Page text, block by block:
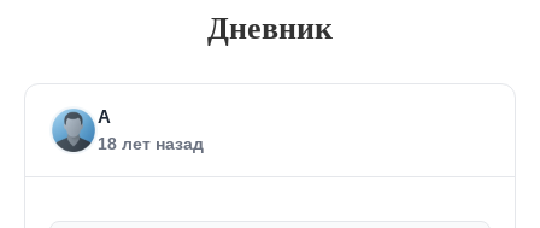
Дневник
А
18 лет назад